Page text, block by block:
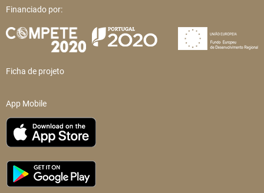
Financiado por:
Ficha de projeto
App Mobile